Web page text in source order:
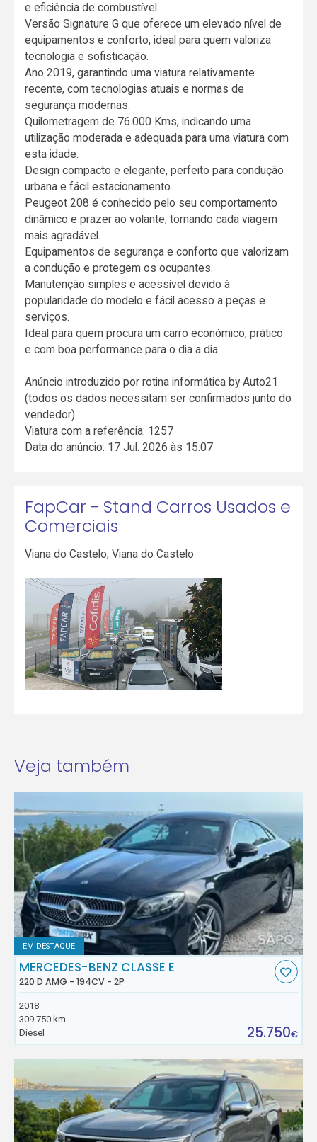
e eficiência de combustível.
Versão Signature G que oferece um elevado nível de
equipamentos e conforto, ideal para quem valoriza
tecnologia e sofisticação.
Ano 2019, garantindo uma viatura relativamente
recente, com tecnologias atuais e normas de
segurança modernas.
Quilometragem de 76.000 Kms, indicando uma
utilização moderada e adequada para uma viatura com
esta idade.
Design compacto e elegante, perfeito para condução
urbana e fácil estacionamento.
Peugeot 208 é conhecido pelo seu comportamento
dinâmico e prazer ao volante, tornando cada viagem
mais agradável.
Equipamentos de segurança e conforto que valorizam
a condução e protegem os ocupantes.
Manutenção simples e acessível devido à
popularidade do modelo e fácil acesso a peças e
serviços.
Ideal para quem procura um carro económico, prático
e com boa performance para o dia a dia.
Anúncio introduzido por rotina informática by Auto21
(todos os dados necessitam ser confirmados junto do
vendedor)
Viatura com a referência: 1257
Data do anúncio: 17 Jul. 2026 às 15:07
FapCar - Stand Carros Usados e
Comerciais
Viana do Castelo,Viana do Castelo
Veja também
EM DESTAQUE
MERCEDES-BENZ CLASSE E
220 D AMG - 194CV - 2P
2018
309.750 km
Diesel
25.750€